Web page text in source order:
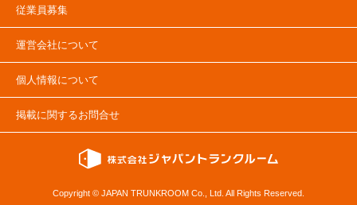
イクコンテナのユーザーインタビューを掲載する「ユーザーインタビュー」と
従業員募集
運営会社について
個人情報について
掲載に関するお問合せ
Copyright © JAPAN TRUNKROOM Co., Ltd. All Rights Reserved.